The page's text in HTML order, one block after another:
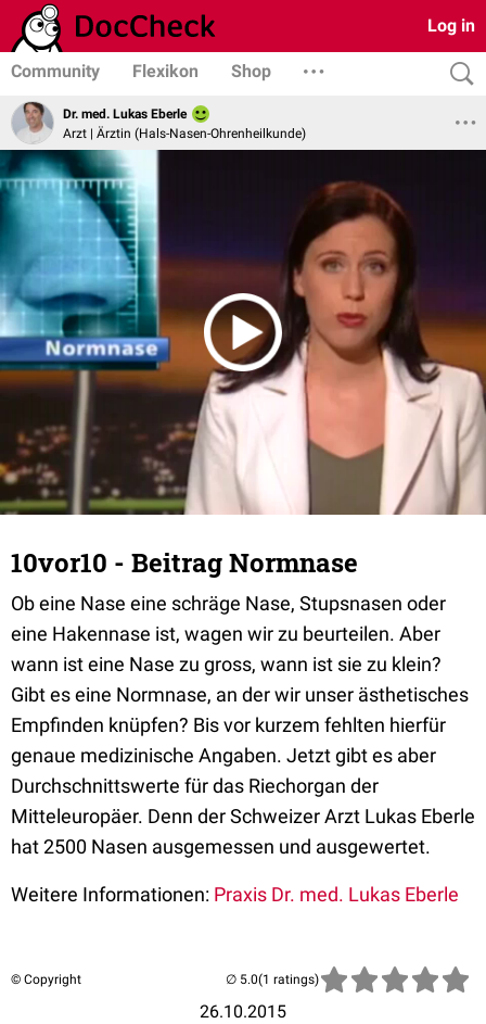
Log in
Community Flexikon Shop
Dr. med. Lukas Eberle
Arzt | Ärztin (Hals-Nasen-Ohrenheilkunde)
10vor10 - Beitrag Normnase
Ob eine Nase eine schräge Nase, Stupsnasen oder
eine Hakennase ist, wagen wir zu beurteilen. Aber
wann ist eine Nase zu gross, wann ist sie zu klein?
Gibt es eine Normnase, an der wir unser ästhetisches
Empfinden knüpfen? Bis vor kurzem fehlten hierfür
genaue medizinische Angaben. Jetzt gibt es aber
Durchschnittswerte für das Riechorgan der
Mitteleuropäer. Denn der Schweizer Arzt Lukas Eberle
hat 2500 Nasen ausgemessen und ausgewertet.
Weitere Informationen: Praxis Dr. med. Lukas Eberle
© Copyright
26.10.2015
(1 ratings)